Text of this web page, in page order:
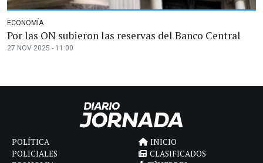
ECONOMÍA
Por las ON subieron las reservas del Banco Central
27 NOV 2025 - 11:00
POLÍTICA
POLICIALES
INICIO
CLASIFICADOS